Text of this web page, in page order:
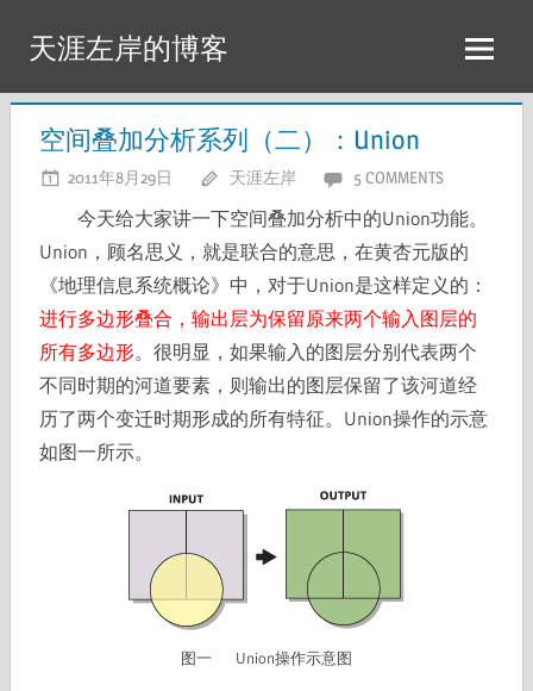
天涯左岸的博客
空间叠加分析系列（二）：Union
2011年8月29日 天涯左岸 5 COMMENTS
今天给大家讲一下空间叠加分析中的Union功能。
Union，顾名思义，就是联合的意思，在黄杏元版的
《地理信息系统概论》中，对于Union是这样定义的：
进行多边形叠合，输出层为保留原来两个输入图层的
所有多边形。很明显，如果输入的图层分别代表两个
不同时期的河道要素，则输出的图层保留了该河道经
历了两个变迁时期形成的所有特征。Union操作的示意
如图一所示。
图一 Union操作示意图